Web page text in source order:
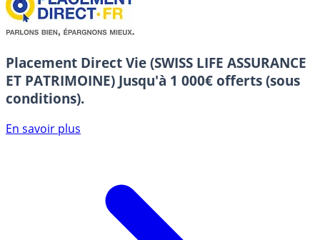
Placement Direct Vie (SWISS LIFE ASSURANCE
ET PATRIMOINE) Jusqu'à 1 000€ offerts (sous
conditions).
En savoir plus